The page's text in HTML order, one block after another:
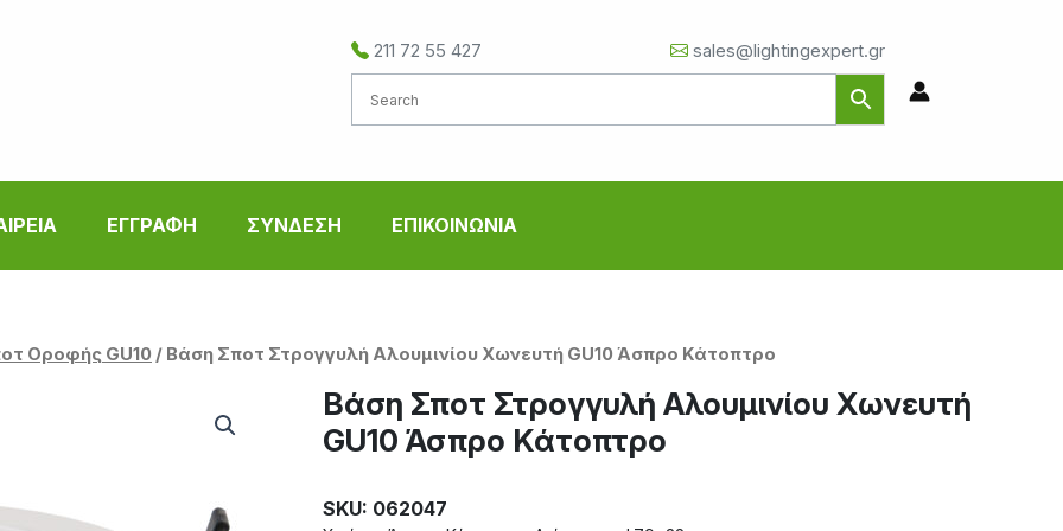
211 72 55 427 sales@lightingexpert.gr
ΕΓΓΡΑΦΗ ΣΥΝΔΕΣΗ ΕΠΙΚΟΙΝΩΝΙΑ
Οροφής GU10 / Βάση Σποτ Στρογγυλή Αλουμινίου Χωνευτή GU10 Άσπρο Κάτοπτρο
Βάση Σποτ Στρογγυλή Αλουμινίου Χωνευτή
GU10 Άσπρο Κάτοπτρο
SKU: 062047